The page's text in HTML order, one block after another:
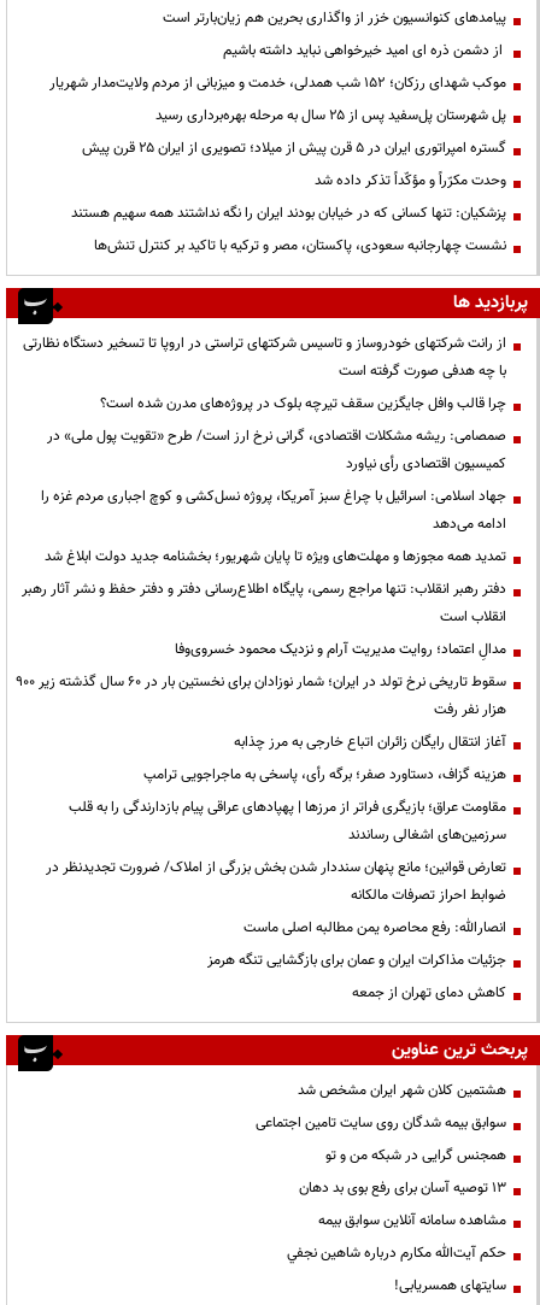
پیامدهای کنوانسیون خزر از واگذاری بحرین هم زیان‌بارتر است
از دشمن ذره ای امید خیرخواهی نباید داشته باشیم
موکب شهدای رزکان؛ ۱۵۲ شب همدلی، خدمت و میزبانی از مردم ولایت‌مدار شهریار
پل شهرستان پل‌سفید پس از ۲۵ سال به مرحله بهره‌برداری رسید
گستره امپراتوری ایران در ۵ قرن پیش از میلاد؛ تصویری از ایران ۲۵ قرن پیش
وحدت مکرّراً و مؤکّداً تذکر داده شد
پزشکیان: تنها کسانی که در خیابان بودند ایران را نگه نداشتند همه سهیم هستند
نشست چهارجانبه سعودی، پاکستان، مصر و ترکیه با تاکید بر کنترل تنش‌ها
پربازدید ها
از رانت‌ شرکتهای خودروساز و تاسیس شرکتهای تراستی در اروپا تا تسخیر دستگاه نظارتی
با چه هدفی صورت گرفته است
چرا قالب وافل جایگزین سقف تیرچه بلوک در پروژه‌های مدرن شده است؟
صمصامی: ریشه مشکلات اقتصادی، گرانی نرخ ارز است/ طرح «تقویت پول ملی» در
کمیسیون اقتصادی رأی نیاورد
جهاد اسلامی: اسرائیل با چراغ سبز آمریکا، پروژه نسل‌کشی و کوچ اجباری مردم غزه را
ادامه می‌دهد
تمدید همه مجوزها و مهلت‌های ویژه تا پایان شهریور؛ بخشنامه جدید دولت ابلاغ شد
دفتر رهبر انقلاب: تنها مراجع رسمی، پایگاه اطلاع‌رسانی دفتر و دفتر حفظ و نشر آثار رهبر
انقلاب است
مدالِ اعتماد؛ روایت مدیریت آرام و نزدیک محمود خسروی‌وفا
سقوط تاریخی نرخ تولد در ایران؛ شمار نوزادان برای نخستین بار در ۶۰ سال گذشته زیر ۹۰۰
هزار نفر رفت
آغاز انتقال رایگان زائران اتباع خارجی به مرز چذابه
هزینه گزاف، دستاورد صفر؛ برگه رأی، پاسخی به ماجراجویی ترامپ
مقاومت عراق؛ بازیگری فراتر از مرزها | پهپادهای عراقی پیام بازدارندگی را به قلب
سرزمین‌های اشغالی رساندند
تعارض قوانین؛ مانع پنهان سنددار شدن بخش بزرگی از املاک/ ضرورت تجدیدنظر در
ضوابط احراز تصرفات مالکانه
انصارالله: رفع محاصره یمن مطالبه اصلی ماست
جزئیات مذاکرات ایران و عمان برای بازگشایی تنگه هرمز
کاهش دمای تهران از جمعه
پربحث ترین عناوین
هشتمین کلان شهر ایران مشخص شد
سوابق بیمه شدگان روی سایت تامین اجتماعی
همجنس گرایی در شبکه من و تو
13 توصیه آسان برای رفع بوی بد دهان
مشاهده سامانه آنلاين سوابق بیمه
حكم آيت‌الله مكارم درباره شاهين نجفي
سایتهای همسریابی!